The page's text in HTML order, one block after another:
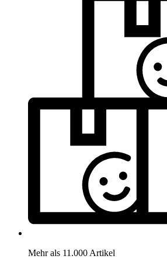
Mehr als 11.000 Artikel